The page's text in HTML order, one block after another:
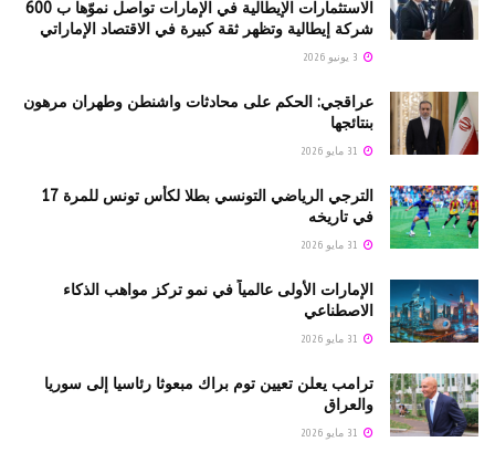
الاستثمارات الإيطالية في الإمارات تواصل نموّها ب 600
شركة إيطالية وتظهر ثقة كبيرة في الاقتصاد الإماراتي
عراقجي: الحكم على محادثات واشنطن وطهران مرهون
بنتائجها
الترجي الرياضي التونسي بطلا لكأس تونس للمرة 17
في تاريخه
الإمارات الأولى عالمياً في نمو تركز مواهب الذكاء
الاصطناعي
ترامب يعلن تعيين توم براك مبعوثا رئاسيا إلى سوريا
والعراق